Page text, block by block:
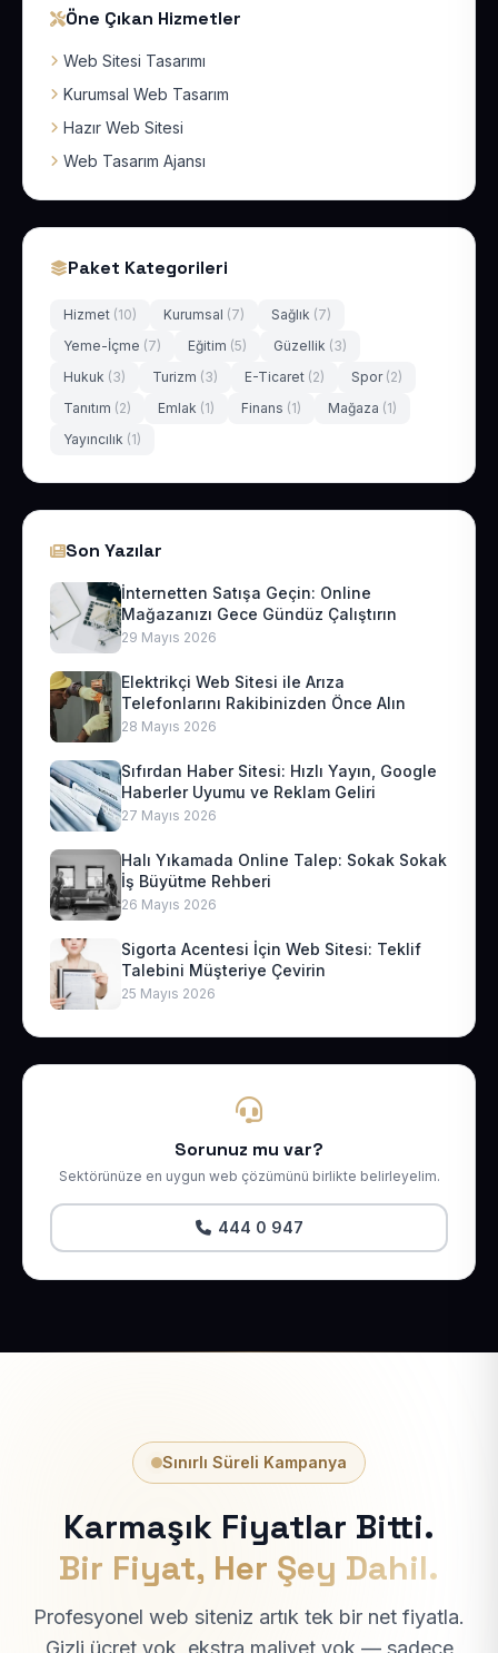
Öne Çıkan Hizmetler
Web Sitesi Tasarımı
Kurumsal Web Tasarım
Hazır Web Sitesi
Web Tasarım Ajansı
Paket Kategorileri
Hizmet (10) Kurumsal (7) Sağlık (7)
Yeme-İçme (7) Eğitim (5) Güzellik (3)
Hukuk (3) Turizm (3) E-Ticaret (2) Spor (2)
Tanıtım (2) Emlak (1) Finans (1) Mağaza (1)
Yayıncılık (1)
Son Yazılar
İnternetten Satışa Geçin: Online
Mağazanızı Gece Gündüz Çalıştırın
29 Mayıs 2026
Elektrikçi Web Sitesi ile Arıza
Telefonlarını Rakibinizden Önce Alın
28 Mayıs 2026
Sıfırdan Haber Sitesi: Hızlı Yayın, Google
Haberler Uyumu ve Reklam Geliri
27 Mayıs 2026
Halı Yıkamada Online Talep: Sokak Sokak
İş Büyütme Rehberi
26 Mayıs 2026
Sigorta Acentesi İçin Web Sitesi: Teklif
Talebini Müşteriye Çevirin
25 Mayıs 2026
Sorunuz mu var?
Sektörünüze en uygun web çözümünü birlikte belirleyelim.
444 0 947
Sınırlı Süreli Kampanya
Karmaşık Fiyatlar Bitti.
Bir Fiyat, Her Şey Dahil.
Profesyonel web siteniz artık tek bir net fiyatla.
Gizli ücret yok, ekstra maliyet yok — sadece